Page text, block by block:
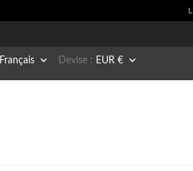
Français  Devise : EUR € 